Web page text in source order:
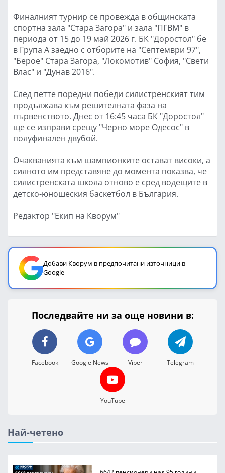
Финалният турнир се провежда в общинската
спортна зала "Стара Загора" и зала "ПГВМ" в
периода от 15 до 19 май 2026 г. БК "Доростол" бе
в Група А заедно с отборите на "Септември 97",
"Берое" Стара Загора, "Локомотив" София, "Свети
Влас" и "Дунав 2016".
След петте поредни победи силистренският тим
продължава към решителната фаза на
първенството. Днес от 16:45 часа БК "Доростол"
ще се изправи срещу "Черно море Одесос" в
полуфинален двубой.
Очакванията към шампионките остават високи, а
силното им представяне до момента показва, че
силистренската школа отново е сред водещите в
детско-юношеския баскетбол в България.
Редактор "Екип на Кворум"
Добави Кворум в предпочитани източници в
Google
Последвайте ни за още новини в:
Facebook Google News Viber Telegram
YouTube
Най-четено